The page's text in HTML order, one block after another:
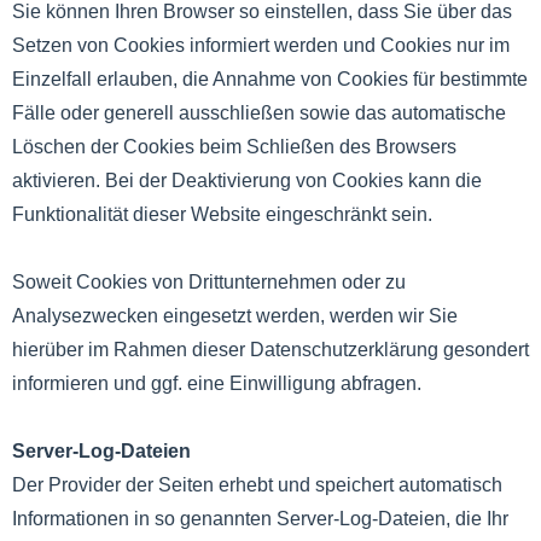
Sie können Ihren Browser so einstellen, dass Sie über das
Setzen von Cookies informiert werden und Cookies nur im
Einzelfall erlauben, die Annahme von Cookies für bestimmte
Fälle oder generell ausschließen sowie das automatische
Löschen der Cookies beim Schließen des Browsers
aktivieren. Bei der Deaktivierung von Cookies kann die
Funktionalität dieser Website eingeschränkt sein.
Soweit Cookies von Drittunternehmen oder zu
Analysezwecken eingesetzt werden, werden wir Sie
hierüber im Rahmen dieser Datenschutzerklärung gesondert
informieren und ggf. eine Einwilligung abfragen.
Server-Log-Dateien
Der Provider der Seiten erhebt und speichert automatisch
Informationen in so genannten Server-Log-Dateien, die Ihr